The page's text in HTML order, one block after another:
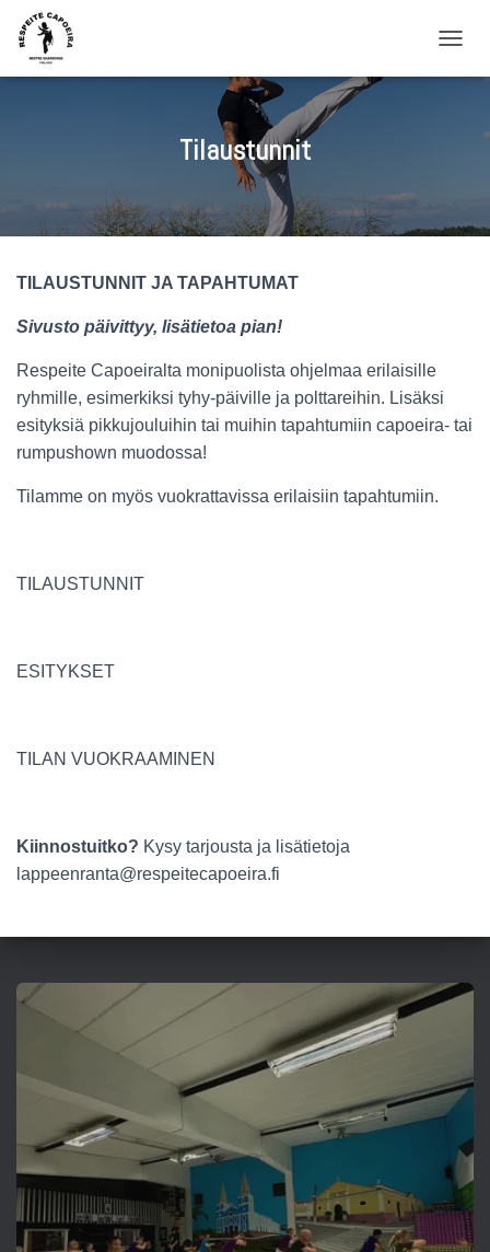
Tilaustunnit
TILAUSTUNNIT JA TAPAHTUMAT
Sivusto päivittyy, lisätietoa pian!
Respeite Capoeiralta monipuolista ohjelmaa erilaisille
ryhmille, esimerkiksi tyhy-päiville ja polttareihin. Lisäksi
esityksiä pikkujouluihin tai muihin tapahtumiin capoeira- tai
rumpushown muodossa!
Tilamme on myös vuokrattavissa erilaisiin tapahtumiin.
TILAUSTUNNIT
ESITYKSET
TILAN VUOKRAAMINEN
Kiinnostuitko? Kysy tarjousta ja lisätietoja
lappeenranta@respeitecapoeira.fi